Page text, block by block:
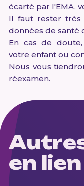
écarté par l'EMA,
Il faut rester très
données de santé
En cas de
votre enfant ou
Nous vous
réexamen.
en lien